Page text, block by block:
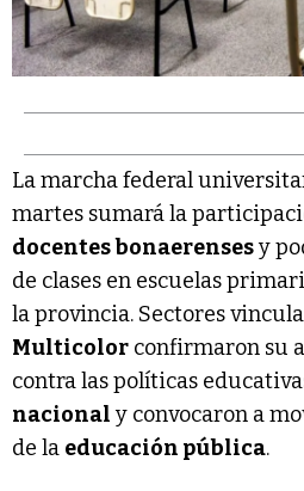
La marcha federal
martes sumará la
docentes bonaerensesy
de clases en escuelas
la provincia. Sectores
Multicolor confirmaron su
contra las políticas
nacional y convocaron a
de la educación pública.